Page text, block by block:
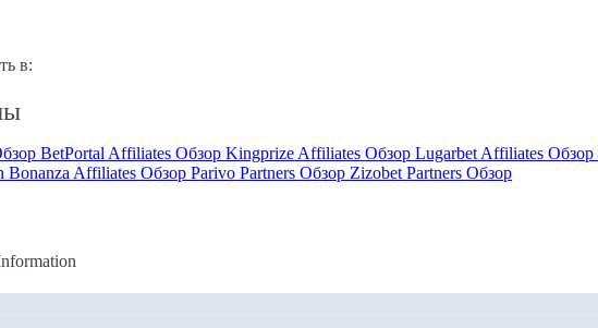
в:
BetPortal Affiliates Обзор Kingprize Affiliates Обзор Lugarbet Affiliates Обзор
Bonanza Affiliates Обзор Parivo Partners Обзор Zizobet Partners Обзор